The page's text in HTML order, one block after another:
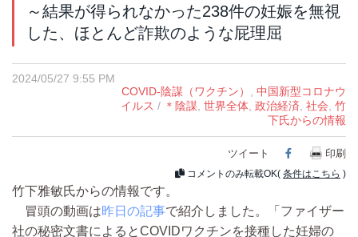
～結果が得られなかった238件の妊娠を無視
した、ほとんど詐欺のような屁理屈
2024/05/27 9:55 PM
COVID-陰謀（ワクチン） , 中国新型コロナウ
イルス / ＊陰謀, 世界全体, 政治経済, 社会, 竹
下氏からの情報
ツイート Facebook
印刷
コメントのみ転載OK( 条件はこちら )
竹下雅敏氏からの情報です。
冒頭の動画は昨日の記事で紹介しました。「ファイザー
社の秘密文書によるとCOVIDワクチンを接種した妊婦の